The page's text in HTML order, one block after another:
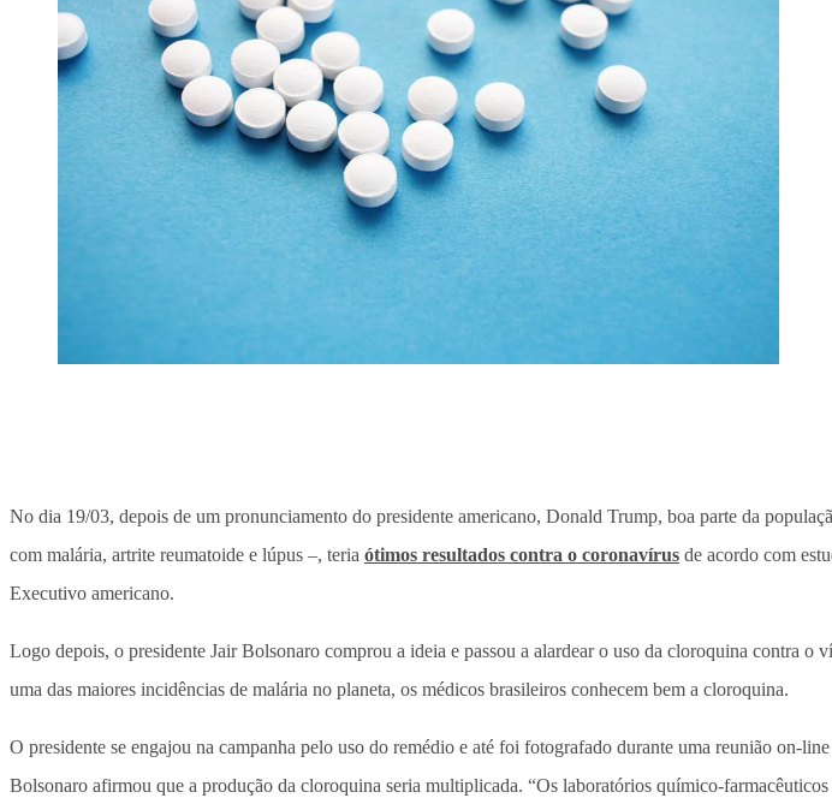
No dia 19/03, depois de um pronunciamento do presidente americano, Donald Trump, boa parte da
com malária, artrite reumatoide e lúpus –, teria ótimos resultados contra o coronavírus de acordo com
Executivo americano.
Logo depois, o presidente Jair Bolsonaro comprou a ideia e passou a alardear o uso da cloroquina contra
uma das maiores incidências de malária no planeta, os médicos brasileiros conhecem bem a cloroquina.
O presidente se engajou na campanha pelo uso do remédio e até foi fotografado durante uma reunião on-
Bolsonaro afirmou que a produção da cloroquina seria multiplicada. “Os laboratórios químico-